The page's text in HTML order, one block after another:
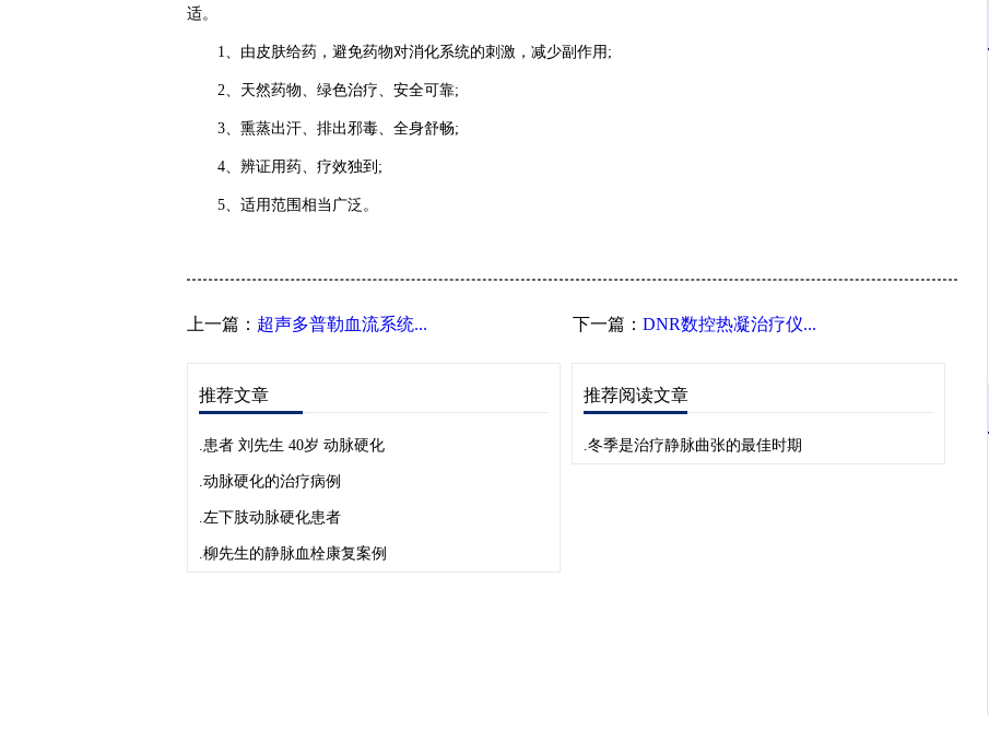
适。
1、由皮肤给药，避免药物对消化系统的刺激，减少副作用;
2、天然药物、绿色治疗、安全可靠;
3、熏蒸出汗、排出邪毒、全身舒畅;
4、辨证用药、疗效独到;
5、适用范围相当广泛。
上一篇： 超声多普勒血流系统... 下一篇： DNR数控热凝治疗仪...
推荐文章
.患者 刘先生 40岁 动脉硬化
.动脉硬化的治疗病例
.左下肢动脉硬化患者
.柳先生的静脉血栓康复案例
推荐阅读文章
.冬季是治疗静脉曲张的最佳时期